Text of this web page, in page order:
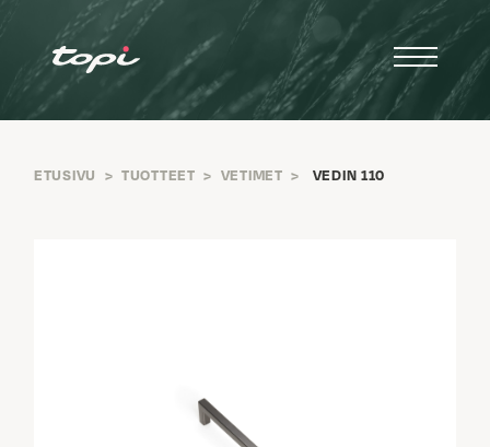
ETUSIVU > TUOTTEET > VETIMET > VEDIN 110